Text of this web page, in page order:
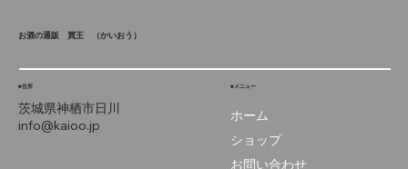
■住所
茨城県神栖市日川
info@kaioo.jp
■メニュー
ホーム
ショップ
お問い合わせ
お酒の通販 買王 （かいおう）